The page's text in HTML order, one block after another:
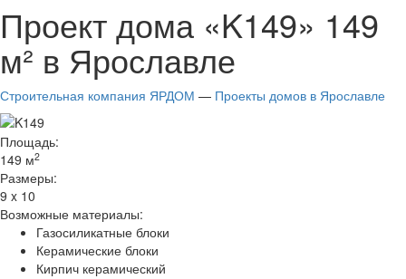
Проект дома «K149» 149
м² в Ярославле
Строительная компания ЯРДОМ — Проекты домов в Ярославле
Площадь:
149 м2
Размеры:
9 x 10
Возможные материалы:
Газосиликатные блоки
Керамические блоки
Кирпич керамический